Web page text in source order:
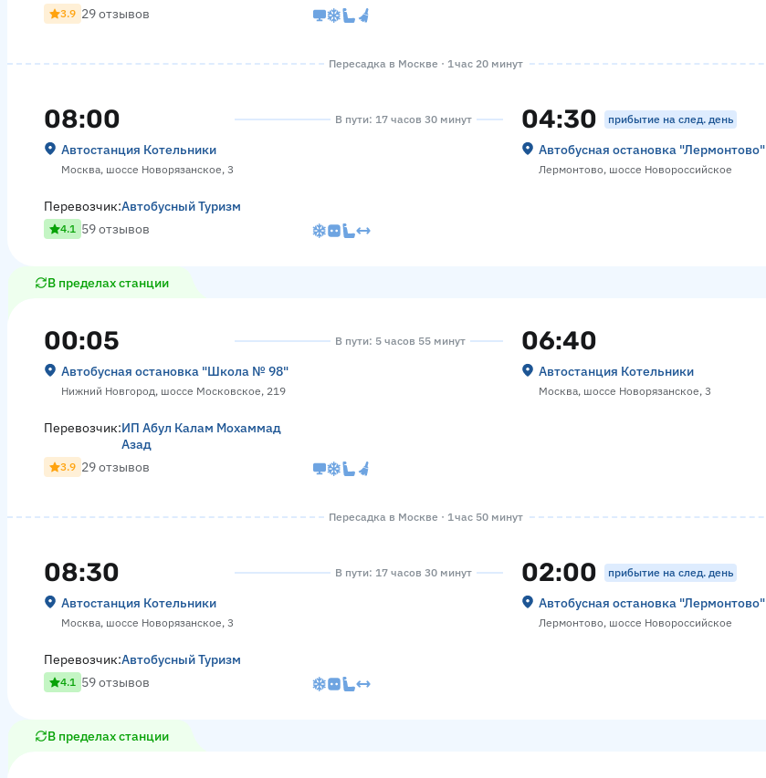
3.9 29 отзывов
Пересадка в Москве · 1 час 20 минут
08:00
Автостанция Котельники
Москва, шоссе Новорязанское, 3
В пути: 17 часов 30 минут 04:30 прибытие на след. день
Автобусная остановка "Лермонтово"
Лермонтово, шоссе Новороссийское
Перевозчик:Автобусный Туризм
4.1 59 отзывов
В пределах станции
00:05
Автобусная остановка "Школа № 98"
Нижний Новгород, шоссе Московское, 219
В пути: 5 часов 55 минут 06:40
Автостанция Котельники
Москва, шоссе Новорязанское, 3
Перевозчик:ИП Абул Калам Мохаммад
Азад
3.9 29 отзывов
Пересадка в Москве · 1 час 50 минут
08:30
Автостанция Котельники
Москва, шоссе Новорязанское, 3
В пути: 17 часов 30 минут 02:00 прибытие на след. день
Автобусная остановка "Лермонтово"
Лермонтово, шоссе Новороссийское
Перевозчик:Автобусный Туризм
4.1 59 отзывов
В пределах станции